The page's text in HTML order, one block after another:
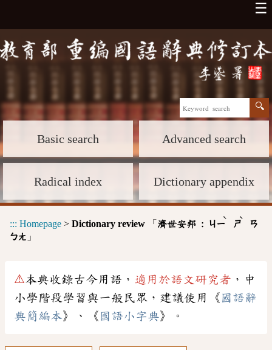
☰
Basic search Advanced search
Radical index Dictionary appendix
::: Homepage > Dictionary review 「 濟世安邦 : ㄐㄧ
ˋ
ㄕ
ˋ
ㄢ
ㄅㄤ 」
⚠本典收錄古今用語， 適用於語文研究者 ，中
小學階段學習與一般民眾，建議使用《 國語辭
典簡編本》、《 國語小字典》。